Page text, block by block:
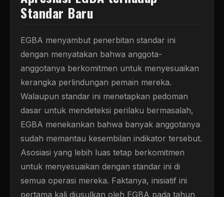
Standar Baru
EGBA menyambut penerbitan standar ini
dengan menyatakan bahwa anggota-
anggotanya berkomitmen untuk menyesuaikan
kerangka perlindungan pemain mereka.
Walaupun standar ini menetapkan pedoman
dasar untuk mendeteksi perilaku bermasalah,
EGBA menekankan bahwa banyak anggotanya
sudah memantau kesembilan indikator tersebut.
Asosiasi yang lebih luas tetap berkomitmen
untuk menyesuaikan dengan standar ini di
semua operasi mereka. Faktanya, inisiatif ini
pertama kali diusulkan oleh EGBA pada tahun